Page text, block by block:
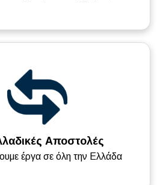
Αποστολές
έργα σε όλη την Ελλάδα